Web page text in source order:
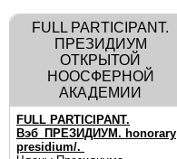
FULL PARTICIPANT.
ПРЕЗИДИУМ
ОТКРЫТОЙ
НООСФЕРНОЙ
АКАДЕМИИ
FULL PARTICIPANT.
Вэб_ПРЕЗИДИУМ. honorary
presidium/.